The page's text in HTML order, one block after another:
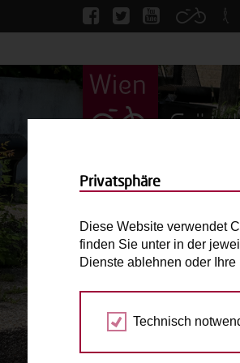
BILDER ANSEHEN
Privatsphäre
Diese Website verwendet
finden Sie unter in der
Dienste ablehnen oder
Technisch